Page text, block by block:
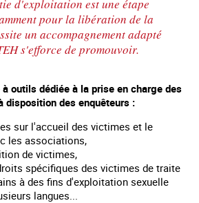
d'exploitation est une étape
pour la libération de la
un accompagnement adapté
s'efforce de promouvoir.
outils dédiée à la prise en charge des
disposition des enquêteurs :
sur l'accueil des victimes et le
les associations,
de victimes,
spécifiques des victimes de traite
à des fins d'exploitation sexuelle
langues...